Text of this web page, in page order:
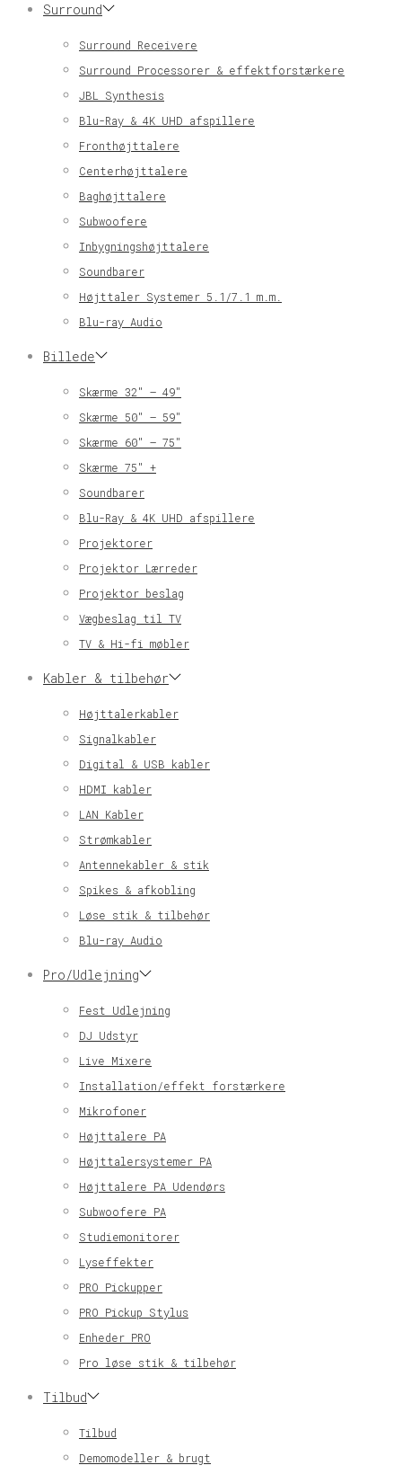
Surround
Surround Receivere
Surround Processorer & effektforstærkere
JBL Synthesis
Blu-Ray & 4K UHD afspillere
Fronthøjttalere
Centerhøjttalere
Baghøjttalere
Subwoofere
Inbygningshøjttalere
Soundbarer
Højttaler Systemer 5.1/7.1 m.m.
Blu-ray Audio
Billede
Skærme 32″ – 49″
Skærme 50″ – 59″
Skærme 60″ – 75″
Skærme 75″ +
Soundbarer
Blu-Ray & 4K UHD afspillere
Projektorer
Projektor Lærreder
Projektor beslag
Vægbeslag til TV
TV & Hi-fi møbler
Kabler & tilbehør
Højttalerkabler
Signalkabler
Digital & USB kabler
HDMI kabler
LAN Kabler
Strømkabler
Antennekabler & stik
Spikes & afkobling
Løse stik & tilbehør
Blu-ray Audio
Pro/Udlejning
Fest Udlejning
DJ Udstyr
Live Mixere
Installation/effekt forstærkere
Mikrofoner
Højttalere PA
Højttalersystemer PA
Højttalere PA Udendørs
Subwoofere PA
Studiemonitorer
Lyseffekter
PRO Pickupper
PRO Pickup Stylus
Enheder PRO
Pro løse stik & tilbehør
Tilbud
Tilbud
Demomodeller & brugt